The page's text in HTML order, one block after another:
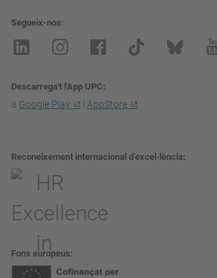
Segueix-nos
Descarrega't l'App UPC
a Google Play i AppStore
Reconeixement internacional d’excel·lència
Fons europeus